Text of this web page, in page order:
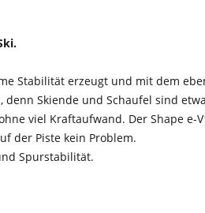
Stabilität erzeugt und mit dem
Skiende und Schaufel sind
viel Kraftaufwand. Der Shape e-
der Piste kein Problem.
Spurstabilität.